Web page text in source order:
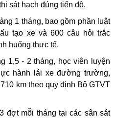
sát hạch đúng tiến độ.
1 tháng, bao gồm phần luật
tạo xe và 600 câu hỏi trắc
huống thực tế.
1,5 - 2 tháng, học viên luyện
hành lái xe đường trường,
km theo quy định Bộ GTVT
đợt mỗi tháng tại các sân sát